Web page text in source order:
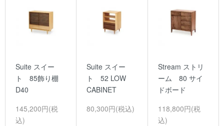
Suite スイー
ト 85飾り棚
D40
145,200円(税
込)
Suite スイー
ト 52 LOW
CABINET
80,300円(税込)
Stream ストリ
ーム 80 サイ
ドボード
118,800円(税
込)